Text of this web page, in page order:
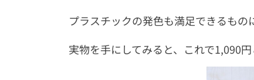
プラスチックの発色も満足できるもの
実物を手にしてみると、これで1,090